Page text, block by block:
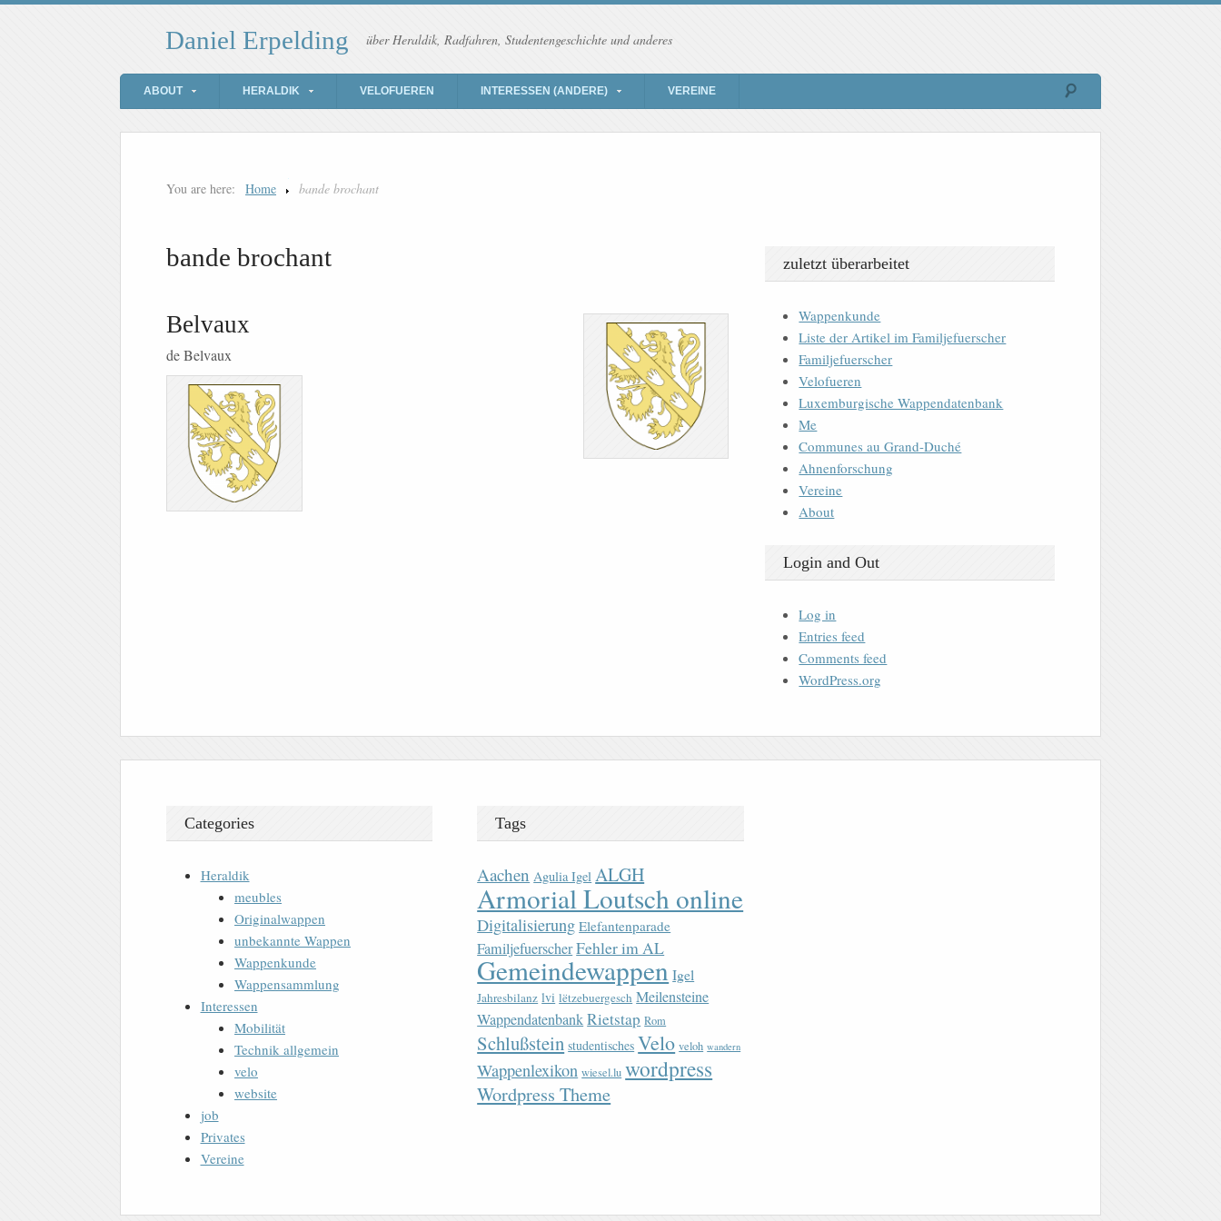
Daniel Erpelding über Heraldik, Radfahren, Studentengeschichte und anderes
ABOUT HERALDIK VELOFUEREN INTERESSEN (ANDERE) VEREINE
You are here: Home bande brochant
bande brochant
Belvaux
de Belvaux
zuletzt überarbeitet
Wappenkunde
Liste der Artikel im Familjefuerscher
Familjefuerscher
Velofueren
Luxemburgische Wappendatenbank
Me
Communes au Grand-Duché
Ahnenforschung
Vereine
About
Login and Out
Log in
Entries feed
Comments feed
WordPress.org
Categories
Heraldik
meubles
Originalwappen
unbekannte Wappen
Wappenkunde
Wappensammlung
Interessen
Mobilität
Technik allgemein
velo
website
job
Privates
Vereine
Tags
Aachen Agulia Igel ALGH
Armorial Loutsch online
Digitalisierung Elefantenparade
FamiljefuerscherFehler im AL
Gemeindewappen Igel
Jahresbilanz lvi lëtzebuergesch Meilensteine
WappendatenbankRietstap Rom
Schlußstein studentisches Velo veloh wandern
Wappenlexikon wiesel.lu wordpress
Wordpress Theme